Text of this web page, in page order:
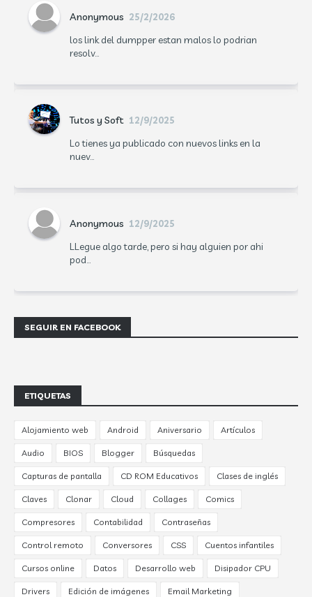
Anonymous 25/2/2026
los link del dumpper estan malos lo podrian
resolv...
Tutos y Soft 12/9/2025
Lo tienes ya publicado con nuevos links en la
nuev...
Anonymous 12/9/2025
LLegue algo tarde, pero si hay alguien por ahi
pod...
SEGUIR EN FACEBOOK
ETIQUETAS
Alojamiento web Android Aniversario Artículos
Audio BIOS Blogger Búsquedas
Capturas de pantalla CD ROM Educativos Clases de inglés
Claves Clonar Cloud Collages Comics
Compresores Contabilidad Contraseñas
Control remoto Conversores CSS Cuentos infantiles
Cursos online Datos Desarrollo web Disipador CPU
Drivers Edición de imágenes Email Marketing